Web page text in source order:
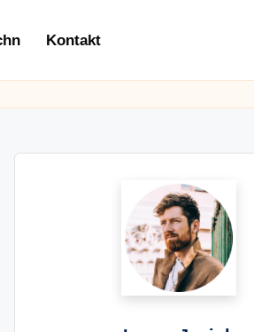
Kontakt